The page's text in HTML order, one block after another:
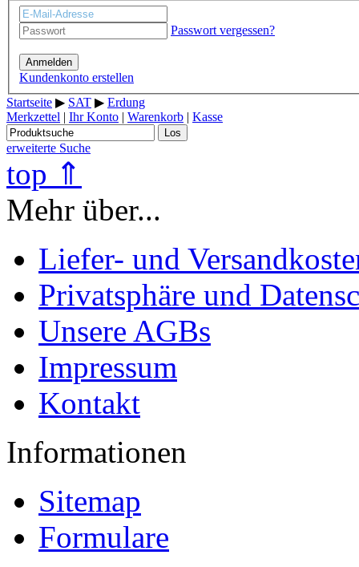
Passwort vergessen?
Anmelden
Kundenkonto erstellen
Startseite ▶ SAT ▶ Erdung
Merkzettel | Ihr Konto | Warenkorb | Kasse
Los
erweiterte Suche
top ⇑
Mehr über...
Liefer- und
Privatsphäre und
Unsere AGBs
Impressum
Kontakt
Informationen
Sitemap
Formulare